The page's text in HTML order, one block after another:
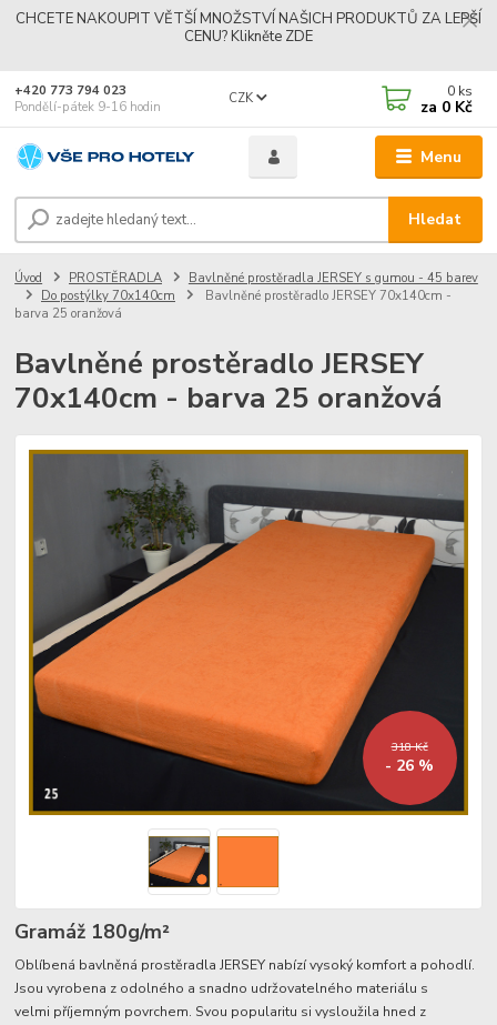
CHCETE NAKOUPIT VĚTŠÍ MNOŽSTVÍ NAŠICH PRODUKTŮ ZA LEPŠÍ
CENU? Klikněte ZDE
Menu
CZK
Hledat
+420 773 794 023
Pondělí-pátek 9-16 hodin
0 ks
za 0 Kč
Úvod PROSTĚRADLA
Bavlněné prostěradla JERSEY s gumou - 45 barev
Do postýlky 70x140cm
Bavlněné prostěradlo JERSEY 70x140cm -
barva 25 oranžová
Bavlněné prostěradlo JERSEY
70x140cm - barva 25 oranžová
318 Kč
- 26 %
Gramáž 180g/m²­
Oblíbená bavlněná prostěradla JERSEY nabízí vysoký komfort a pohodlí.
Jsou vyrobena z odolného a snadno udržovatelného materiálu s
velmi příjemným povrchem. Svou popularitu si vysloužila hned z